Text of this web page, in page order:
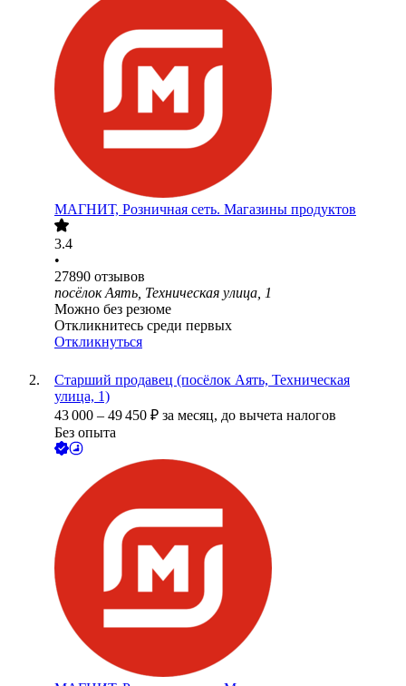
МАГНИТ, Розничная сеть. Магазины продуктов
3.4
•
27890 отзывов
посёлок Аять, Техническая улица, 1
Можно без резюме
Откликнитесь среди первых
Откликнуться
Старший продавец (посёлок Аять, Техническая
улица, 1)
43 000 – 49 450 ₽ за месяц, до вычета налогов
Без опыта